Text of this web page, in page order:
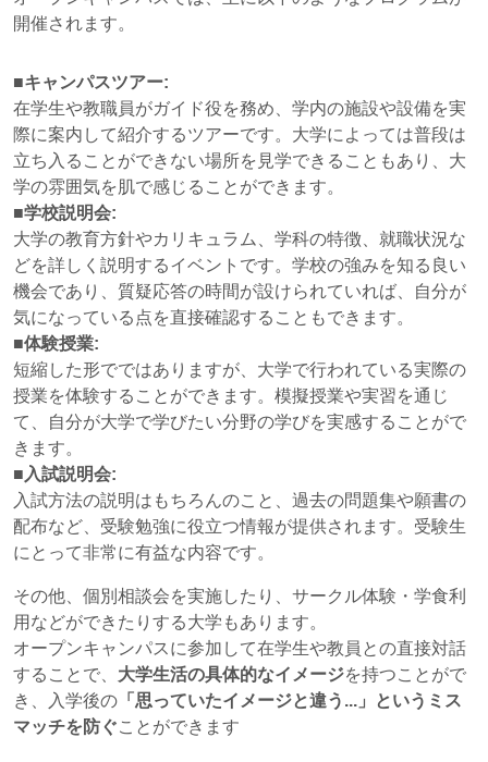
開催されます。
■キャンパスツアー:
在学生や教職員がガイド役を務め、学内の施設や設備を実
際に案内して紹介するツアーです。大学によっては普段は
立ち入ることができない場所を見学できることもあり、大
学の雰囲気を肌で感じることができます。
■学校説明会:
大学の教育方針やカリキュラム、学科の特徴、就職状況な
どを詳しく説明するイベントです。学校の強みを知る良い
機会であり、質疑応答の時間が設けられていれば、自分が
気になっている点を直接確認することもできます。
■体験授業:
短縮した形でではありますが、大学で行われている実際の
授業を体験することができます。模擬授業や実習を通じ
て、自分が大学で学びたい分野の学びを実感することがで
きます。
■入試説明会:
入試方法の説明はもちろんのこと、過去の問題集や願書の
配布など、受験勉強に役立つ情報が提供されます。受験生
にとって非常に有益な内容です。
その他、個別相談会を実施したり、サークル体験・学食利
用などができたりする大学もあります。
オープンキャンパスに参加して在学生や教員との直接対話
することで、 大学生活の具体的なイメージを持つことがで
き、入学後の 「思っていたイメージと違う...」というミス
マッチを防ぐことができます